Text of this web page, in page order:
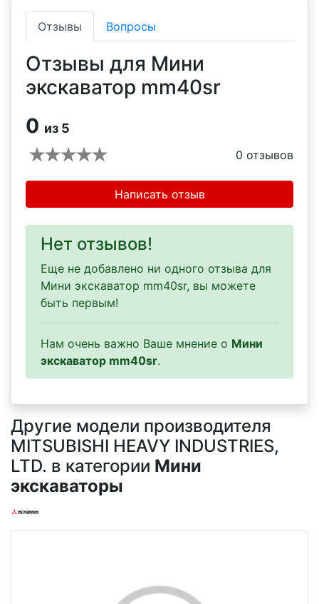
Отзывы Вопросы
Отзывы для Мини
экскаватор mm40sr
0 из 5
0 отзывов
Написать отзыв
Нет отзывов!
Еще не добавлено ни одного отзыва для
Мини экскаватор mm40sr, вы можете
быть первым!
Нам очень важно Ваше мнение о Мини
экскаватор mm40sr.
Другие модели производителя
MITSUBISHI HEAVY INDUSTRIES,
LTD. в категории Мини
экскаваторы